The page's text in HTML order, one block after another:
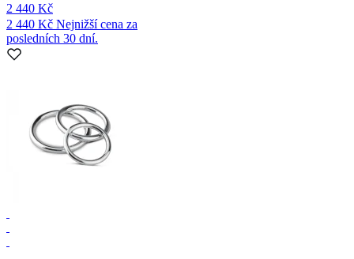
2 440 Kč
2 440 Kč Nejnižší cena za
posledních 30 dní.